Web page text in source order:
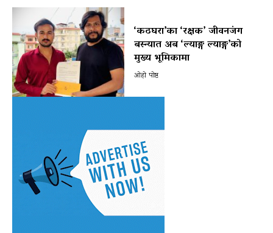
‘कठघरा’का ‘रक्षक’ जीवनजंग
बस्न्यात अब ‘ल्याङ्ग ल्याङ्ग’को
मुख्य भूमिकामा
ओहो पोष्ट